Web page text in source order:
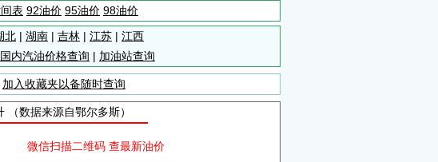
表 92油价 95油价 98油价
北 | 湖南 | 吉林 | 江苏 | 江西
国内汽油价格查询 | 加油站查询
加入收藏夹以备随时查询
数据来源自鄂尔多斯）
微信扫描二维码 查最新油价